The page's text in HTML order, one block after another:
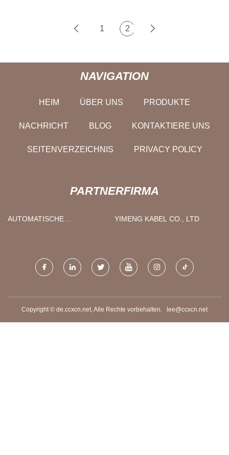
1 2
NAVIGATION
HEIM ÜBER UNS PRODUKTE
NACHRICHT BLOG KONTAKTIERE UNS
SEITENVERZEICHNIS PRIVACY POLICY
PARTNERFIRMA
AUTOMATISCHE
YIMENG KABEL CO., LTD
Copyright © de.ccxcn.net, Alle Rechte vorbehalten. lee@ccxcn.net